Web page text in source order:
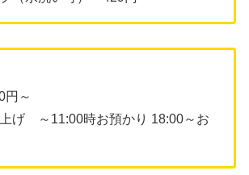
～
げ ～11:00時お預かり 18:00～お